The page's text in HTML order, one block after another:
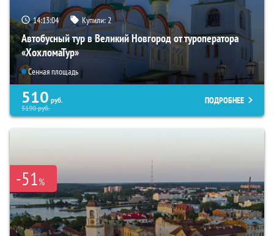
14:13:03 Купили:2
Автобусный тур в Великий Новгород от туроператора
«ХохломаТур»
Сенная площадь
510 руб.
5190руб.
ПОДРОБНЕЕ
-51%